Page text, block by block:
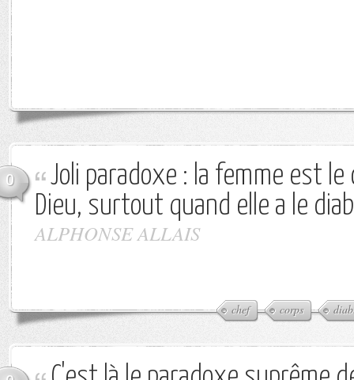
0
Joli paradoxe : la femme est le
Dieu, surtout quand elle a le
ALPHONSE ALLAIS
chef corps